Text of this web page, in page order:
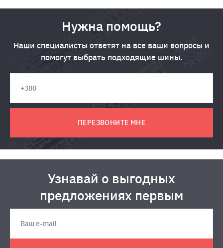
Нужна помощь?
Наши специалисты ответят на все ваши вопросы и
помогут выбрать подходящие шины.
ПЕРЕЗВОНИТЕ МНЕ
Узнавай о выгодных
предложениях первым